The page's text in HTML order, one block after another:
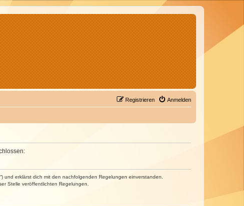
Anmelden
Registrieren
und erklärst dich mit den nachfolgenden Regelungen einverstanden.
Stelle veröffentlichten Regelungen.